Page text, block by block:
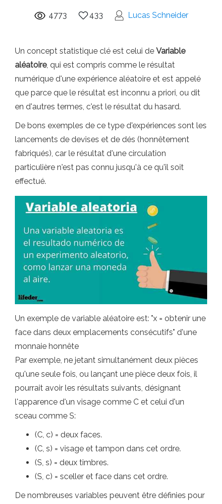
4773 433 Lucas Schneider
Un concept statistique clé est celui de Variable
aléatoire, qui est compris comme le résultat
numérique d'une expérience aléatoire et est appelé
que parce que le résultat est inconnu a priori, ou dit
en d'autres termes, c'est le résultat du hasard.
De bons exemples de ce type d'expériences sont les
lancements de devises et de dés (honnêtement
fabriqués), car le résultat d'une circulation
particulière n'est pas connu jusqu'à ce qu'il soit
effectué.
Un exemple de variable aléatoire est: "x = obtenir une
face dans deux emplacements consécutifs" d'une
monnaie honnête
Par exemple, ne jetant simultanément deux pièces
qu'une seule fois, ou lançant une pièce deux fois, il
pourrait avoir les résultats suivants, désignant
l'apparence d'un visage comme C et celui d'un
sceau comme S:
(C, c) = deux faces.
(C, s) = visage et tampon dans cet ordre.
(S, s) = deux timbres.
(S, c) = sceller et face dans cet ordre.
De nombreuses variables peuvent être définies pour